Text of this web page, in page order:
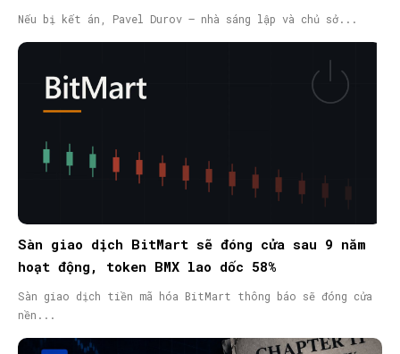
nã quốc tế
Nếu bị kết án, Pavel Durov – nhà sáng lập và chủ sở...
Sàn giao dịch BitMart sẽ đóng cửa sau 9 năm
hoạt động, token BMX lao dốc 58%
Sàn giao dịch tiền mã hóa BitMart thông báo sẽ đóng cửa
nền...